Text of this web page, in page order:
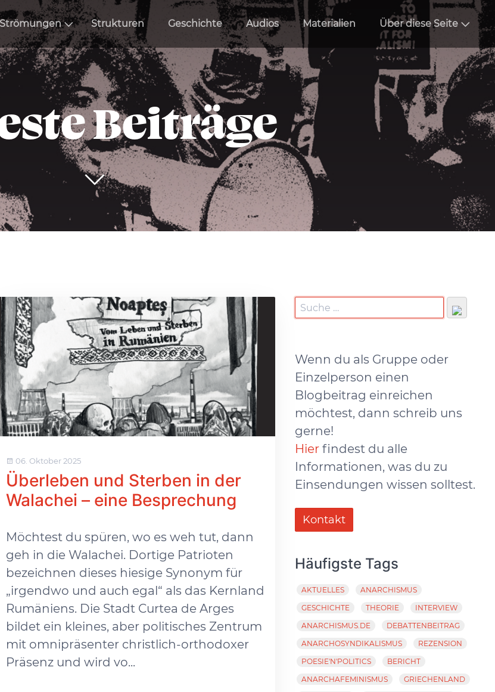
Strömungen Strukturen Geschichte Audios Materialien Über diese Seite
Beiträge
06. Oktober 2025
Überleben und Sterben in der
Walachei – eine Besprechung
Möchtest du spüren, wo es weh tut, dann
geh in die Walachei. Dortige Patrioten
bezeichnen dieses hiesige Synonym für
„irgendwo und auch egal“ als das Kernland
Rumäniens. Die Stadt Curtea de Arges
bildet ein kleines, aber politisches Zentrum
mit omnipräsenter christlich-orthodoxer
Präsenz und wird vo...
Wenn du als Gruppe oder
Einzelperson einen
Blogbeitrag einreichen
möchtest, dann schreib uns
gerne!
Hier findest du alle
Informationen, was du zu
Einsendungen wissen solltest.
Kontakt
Häufigste Tags
AKTUELLES
ANARCHISMUS
GESCHICHTE
THEORIE
INTERVIEW
ANARCHISMUS.DE
DEBATTENBEITRAG
ANARCHOSYNDIKALISMUS
REZENSION
POESIE'N'POLITICS
BERICHT
ANARCHAFEMINISMUS
GRIECHENLAND